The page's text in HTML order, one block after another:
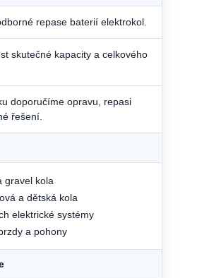
repase baterií elektrokol.
skutečné kapacity a celkového
doporučíme opravu, repasi
řešení.
gravel kola
a dětská kola
elektrické systémy
a pohony